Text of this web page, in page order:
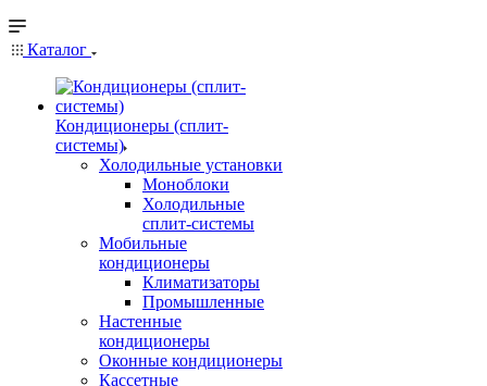
Каталог
Кондиционеры (сплит-
системы)
Холодильные установки
Моноблоки
Холодильные
сплит-системы
Мобильные
кондиционеры
Климатизаторы
Промышленные
Настенные
кондиционеры
Оконные кондиционеры
Кассетные